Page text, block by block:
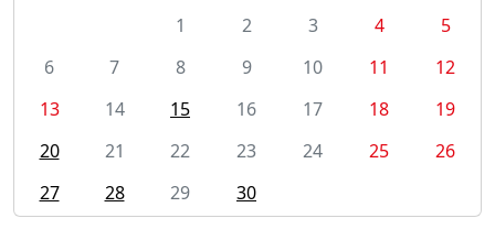
1
2 3 4
5
6
7 8 9 10 11
12
13
14 15 16 17 18
19
20
21 22 23 24 25
26
27
28 29 30